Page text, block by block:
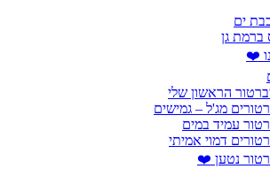
ים
ברמת גן
❤️
הראשון שלי
מג'ל – גמישים
עמיד במים
דמוי אמיתי
נטען ❤️